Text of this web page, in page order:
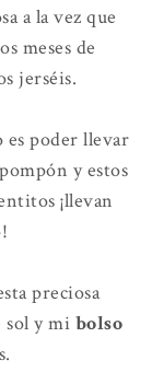
a la vez que
meses de
jerséis.
es poder llevar
y estos
¡llevan
preciosa
sol y mi bolso